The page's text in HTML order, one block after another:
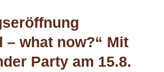
– what now?“ Mit
Party am 15.8.